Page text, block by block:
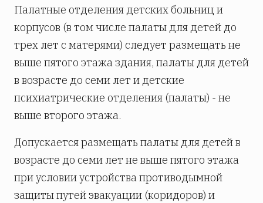
Палатные отделения детских больниц и
корпусов (в том числе палаты для детей до
трех лет с матерями) следует размещать не
выше пятого этажа здания, палаты для детей
в возрасте до семи лет и детские
психиатрические отделения (палаты) - не
выше второго этажа.
Допускается размещать палаты для детей в
возрасте до семи лет не выше пятого этажа
при условии устройства противодымной
защиты путей эвакуации (коридоров) и